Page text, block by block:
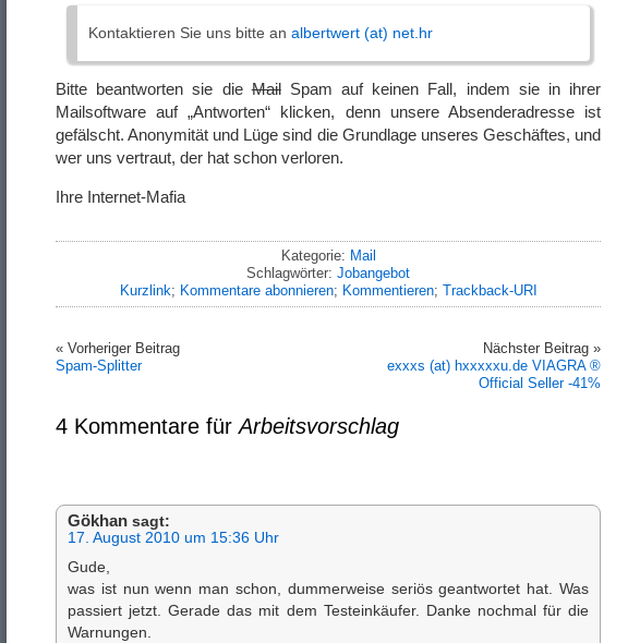
Kontaktieren Sie uns bitte an albertwert (at) net.hr
Bitte beantworten sie dieMailSpam auf keinen Fall, indem sie in ihrer
Mailsoftware auf „Antworten“ klicken, denn unsere Absenderadresse ist
gefälscht. Anonymität und Lüge sind die Grundlage unseres Geschäftes, und
wer uns vertraut, der hat schon verloren.
Ihre Internet-Mafia
Kategorie: Mail
Schlagwörter: Jobangebot
Kurzlink; Kommentare abonnieren; Kommentieren; Trackback-URI
« Vorheriger Beitrag
Spam-Splitter
Nächster Beitrag »
exxxs (at) hxxxxxu.de VIAGRA ®
Official Seller -41%
4 Kommentare fürArbeitsvorschlag
Gökhan sagt:
17. August 2010 um 15:36 Uhr
Gude,
was ist nun wenn man schon, dummerweise seriös geantwortet hat. Was
passiert jetzt. Gerade das mit dem Testeinkäufer. Danke nochmal für die
Warnungen.